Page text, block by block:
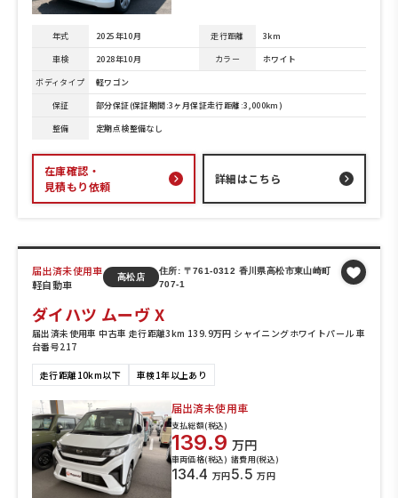
年式 2025年10月 走行距離
3km
車検
2028年10月 カラー
ホワイト
ボディタイプ
軽ワゴン
保証
部分保証(保証期間:3ヶ月保証走行距離:3,000km)
整備
定期点検整備なし
在庫確認・
見積もり依頼
詳細はこちら
届出済未使用車
軽自動車
高松店
住所: 〒761-0312 香川県高松市東山崎町
707-1
ダイハツ ムーヴ X
届出済未使用車 中古車 走行距離3km 139.9万円 シャイニングホワイトパール 車
台番号217
走行距離10km以下 車検1年以上あり
届出済未使用車
支払総額(税込)
139.9 万円
車両価格(税込)
134.4 万円
諸費用(税込)
5.5 万円